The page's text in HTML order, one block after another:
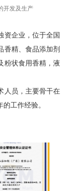
开发及生产
资企业，位于全国
香精、食品添加剂
粉状食用香精，液
人员，主要骨干在
工作经验。